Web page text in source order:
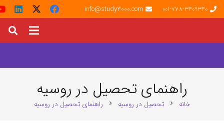
001-778-3409340
info@study3000.com
راهنمای تحصیل در روسیه
خانه chevron_right تحصیل در روسیه chevron_right راهنمای تحصیل در روسیه